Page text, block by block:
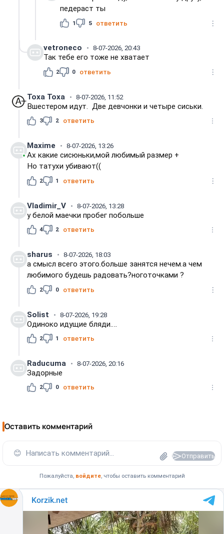
педераст ты
1 5 ответить
vetroneco 8-07-2026, 20:43
Так тебе его тоже не хватает
2 0 ответить
Тоха Toxa 8-07-2026, 11:52
Вшестером идут. Две девчонки и четыре сиськи.
3 2 ответить
Maxime 8-07-2026, 13:26
Ах какие сисюньки,мой любимый размер +
Но татухи убивают((
2 1 ответить
Vladimir_V 8-07-2026, 13:28
у белой маечки пробег побольше
4 2 ответить
sharus 8-07-2026, 18:03
а смысл всего этого.больше занятся нечем.а чем
любимого будешь радовать?ноготочками ?
2 0 ответить
Solist 8-07-2026, 19:28
Одиноко идущие бляди….
2 1 ответить
Raducuma 8-07-2026, 20:16
Задорные
2 0 ответить
Оставить комментарий
😊 Написать комментарий... Отправить
Пожалуйста, войдите, чтобы оставить комментарий